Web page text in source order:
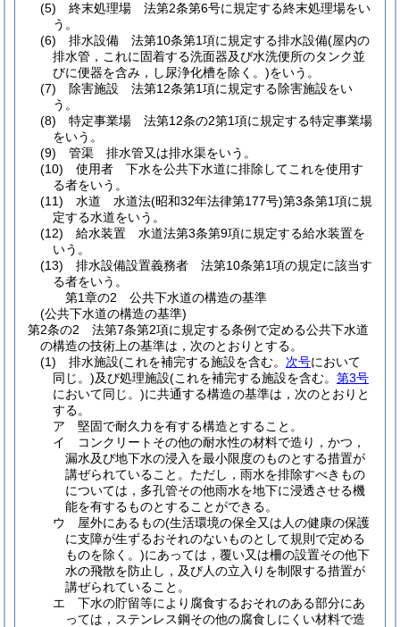
(5)
終末処理場 法第2条第6号に規定する終末処理場をい
う。
(6)
排水設備 法第10条第1項に規定する排水設備(屋内の
排水管，これに固着する洗面器及び水洗便所のタンク並
びに便器を含み，し尿浄化槽を除く。)をいう。
(7)
除害施設 法第12条第1項に規定する除害施設をい
う。
(8)
特定事業場 法第12条の2第1項に規定する特定事業場
をいう。
(9)
管渠 排水管又は排水渠をいう。
(10)
使用者 下水を公共下水道に排除してこれを使用す
る者をいう。
(11)
水道 水道法(昭和32年法律第177号)第3条第1項に規
定する水道をいう。
(12)
給水装置 水道法第3条第9項に規定する給水装置を
いう。
(13)
排水設備設置義務者 法第10条第1項の規定に該当す
る者をいう。
第1章の2
公共下水道の構造の基準
(公共下水道の構造の基準)
第2条の2
法第7条第2項に規定する条例で定める公共下水道
の構造の技術上の基準は，次のとおりとする。
(1)
排水施設(これを補完する施設を含む。 次号において
同じ。)及び処理施設(これを補完する施設を含む。 第3号
において同じ。)に共通する構造の基準は，次のとおりと
する。
ア
堅固で耐久力を有する構造とすること。
イ
コンクリートその他の耐水性の材料で造り，かつ，
漏水及び地下水の浸入を最小限度のものとする措置が
講ぜられていること。 ただし，雨水を排除すべきもの
については，多孔管その他雨水を地下に浸透させる機
能を有するものとすることができる。
ウ
屋外にあるもの(生活環境の保全又は人の健康の保護
に支障が生ずるおそれのないものとして規則で定める
ものを除く。)にあっては，覆い又は柵の設置その他下
水の飛散を防止し，及び人の立入りを制限する措置が
講ぜられていること。
エ
下水の貯留等により腐食するおそれのある部分にあ
っては，ステンレス鋼その他の腐食しにくい材料で造